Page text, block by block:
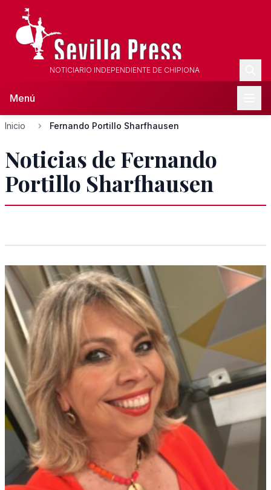
NOTICIARIO INDEPENDIENTE DE CHIPIONA
Menú
Inicio Fernando Portillo Sharfhausen
Noticias de Fernando
Portillo Sharfhausen